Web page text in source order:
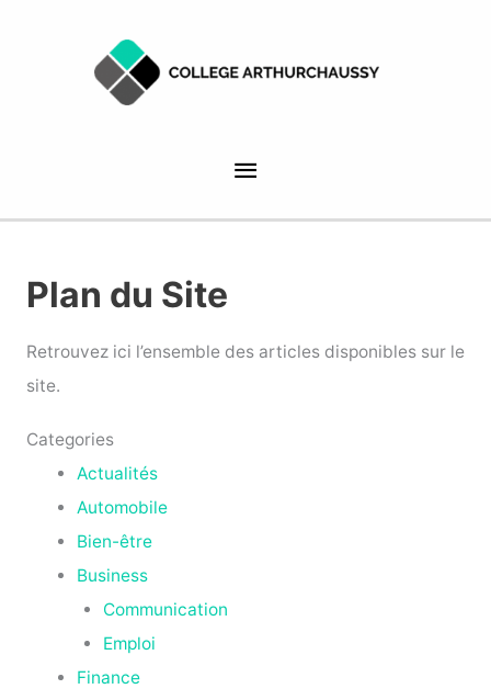
Plan du Site
Retrouvez ici l’ensemble des articles disponibles sur le
site.
Categories
Actualités
Automobile
Bien-être
Business
Communication
Emploi
Finance